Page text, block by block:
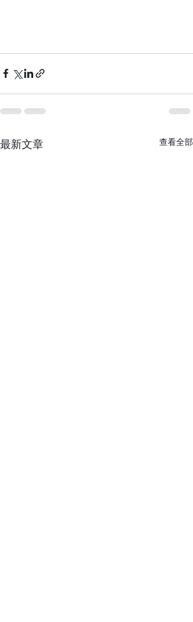
最新文章 查看全部